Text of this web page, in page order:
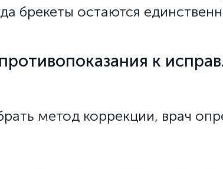
брекеты остаются
к
метод коррекции, врач